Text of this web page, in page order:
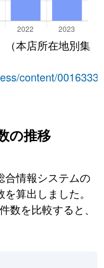
本店所在地別集
content/
の推移
合情報システムの
算出しました。
数を比較すると、